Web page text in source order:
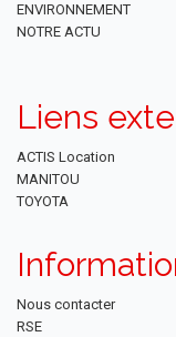
ENVIRONNEMENT
NOTRE ACTU
Liens
ACTIS Location
MANITOU
TOYOTA
Nous contacter
RSE